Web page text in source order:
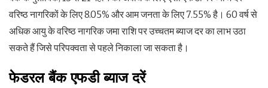
वरिष्ठ नागरिकों के लिए 8.05% और आम जनता के लिए 7.55% है। 60 वर्ष से
अधिक आयु के वरिष्ठ नागरिक जमा राशि पर उच्चतम ब्याज दर का लाभ उठा
सकते हैं जिसे परिपक्वता से पहले निकाला जा सकता है।
फेडरल बैंक एफडी ब्याज दरें